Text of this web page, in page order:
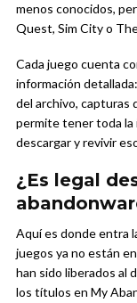
menos conocidos,
Quest, Sim City o
Cada juego cuenta
información
del archivo, capturas
permite tener toda la
descargar y revivir
¿Es legal
Aquí es donde entra
juegos ya no están
han sido liberados al
los títulos en My